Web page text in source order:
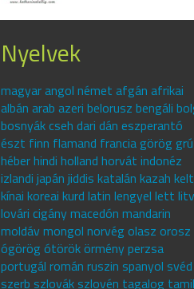
Nyelvek
magyar angol német afgán afrikai
albán arab azeri belorusz bengáli
bosnyák cseh dari dán eszperantó
észt finn flamand francia görög
héber hindi holland horvát indonéz
izlandi japán jiddis katalán kazah
kínai koreai kurd latin lengyel lett
lovári cigány macedón mandarin
moldáv mongol norvég olasz orosz
ógörög ótörök örmény perzsa
portugál román ruszin spanyol svéd
szerb szlovák szlovén tagalog tamil